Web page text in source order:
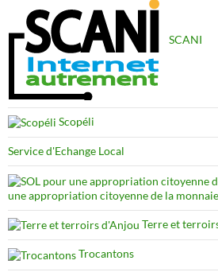
SCANI
Scopéli
Service d'Echange Local
une appropriation citoyenne de la monnaie
Terre et
Trocantons